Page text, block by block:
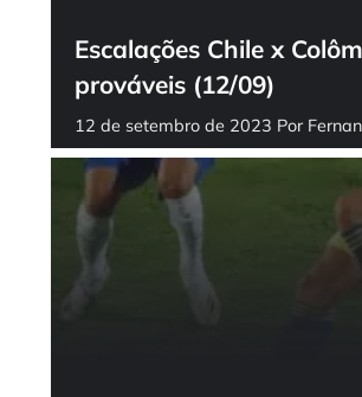
Escalações Chile x
prováveis (12/09)
12 de setembro de 2023 Por